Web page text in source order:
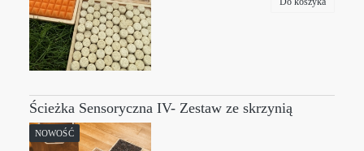
Ścieżka Sensoryczna IV- Zestaw ze skrzynią
NOWOŚĆ